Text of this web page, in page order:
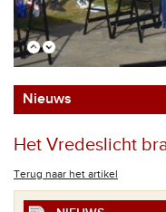
Nieuws
Het Vredeslicht
Terug naar het artikel